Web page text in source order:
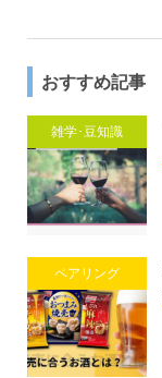
おすすめ記事
雑学･豆知識
ペアリング